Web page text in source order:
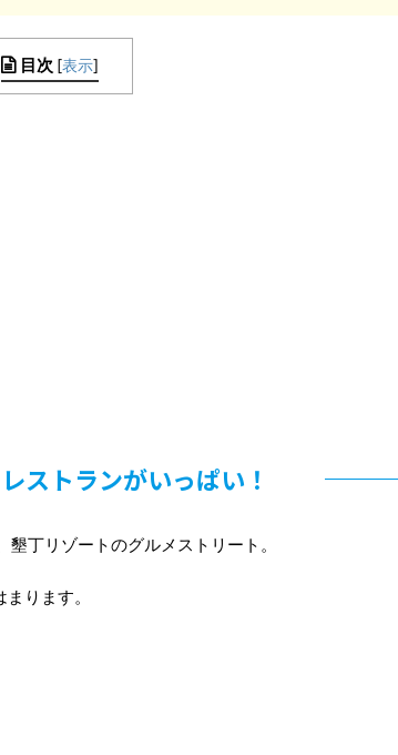
目次 [表示]
ストランがいっぱい！
墾丁リゾートのグルメストリート。
ります。